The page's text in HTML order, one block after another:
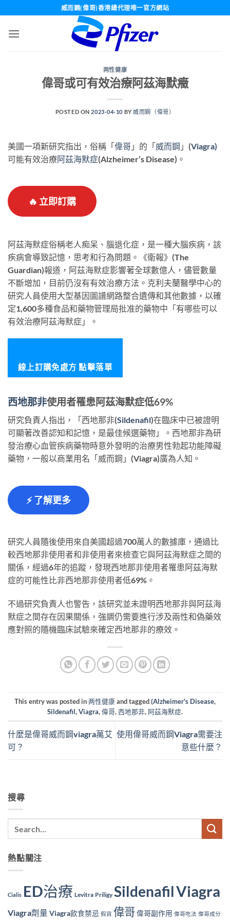
content
威而鋼(偉哥)香港總代理唯一官方網站
两性健康
偉哥或可有效治療阿茲海默癥
POSTED ON2023-04-10 BY 威而鋼（偉哥）
美國一項新研究指出，俗稱「偉哥 」的「威而鋼 」(Viagra)
可能有效治療阿茲海默症(Alzheimer’s Disease)。
🔥 立即訂購
阿茲海默症俗稱老人痴呆、腦退化症，是一種大腦疾病，該
疾病會導致記憶，思考和行為問題。《衛報》(The
Guardian)報道，阿茲海默症影響著全球數億人，儘管數量
不斷增加，目前仍沒有有效治療方法。克利夫蘭醫學中心的
研究人員使用大型基因圖譜網路整合遺傳和其他數據，以確
定1,600多種食品和藥物管理局批准的藥物中「有哪些可以
有效治療阿茲海默症」。
線上訂購免處方 點擊落單
西地那非使用者罹患阿茲海默症低69%
研究負責人指出，「西地那非(Sildenafil)在臨床中已被證明
可顯著改善認知和記憶，是最佳候選藥物」。西地那非為研
發治療心血管疾病藥物時意外發明的治療男性勃起功能障礙
藥物，一般以商業用名「威而鋼」(Viagra)廣為人知。
⚡ 了解更多
研究人員隨後使用來自美國超過700萬人的數據庫，通過比
較西地那非使用者和非使用者來檢查它與阿茲海默症之間的
關係，經過6年的追蹤，發現西地那非使用者罹患阿茲海默
症的可能性比非西地那非使用者低69%。
不過研究負責人也警告，該研究並未證明西地那非與阿茲海
默症之間存在因果關係，強調仍需要進行涉及兩性和偽藥效
應對照的隨機臨床試驗來確定西地那非的療效。
This entry was posted in两性健康and tagged(Alzheimer's Disease,
Sildenafil,Viagra,偉哥,西地那非, 阿茲海默症.
什麼是偉哥威而鋼viagra萬艾
可？
使用偉哥威而鋼Viagra需要注
意些什麼？
搜尋
熱點關注
Cialis ED治療 Levitra Priligy SildenafilViagra
Viagra劑量 Viagra飲食禁忌 假貨 偉哥偉哥副作用 偉哥吃法 偉哥成分